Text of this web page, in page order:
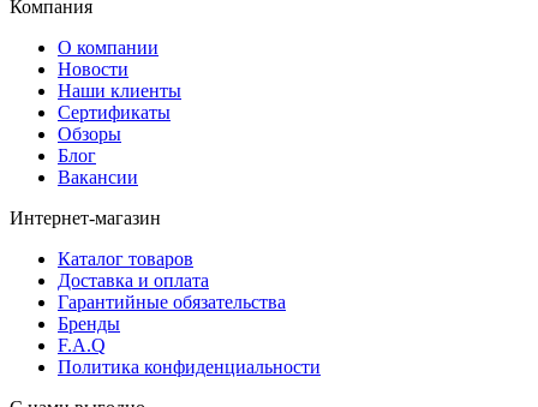
Компания
О компании
Новости
Наши клиенты
Сертификаты
Обзоры
Блог
Вакансии
Интернет-магазин
Каталог товаров
Доставка и оплата
Гарантийные обязательства
Бренды
F.A.Q
Политика конфиденциальности